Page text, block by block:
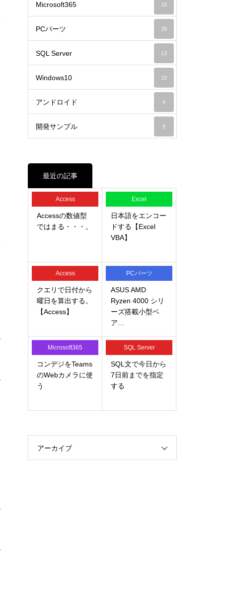
Microsoft365 16
PCパーツ 28
SQL Server 13
Windows10 10
アンドロイド 4
開発サンプル 9
最近の記事
Access
Accessの数値型
ではまる・・・。
Excel
日本語をエンコー
ドする【Excel
VBA】
Access
クエリで日付から
曜日を算出する。
【Access】
PCパーツ
ASUS AMD
Ryzen 4000 シリ
ーズ搭載小型ベ
ア…
Microsoft365
コンデジをTeams
のWebカメラに使
う
SQL Server
SQL文で今日から
7日前までを指定
する
アーカイブ